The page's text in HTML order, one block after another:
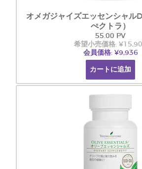
オメガジャイズエッセンシャル
ぺクトラ）
55.00 PV
希望小売価格:
会員価格: ¥9,936
カートに追加